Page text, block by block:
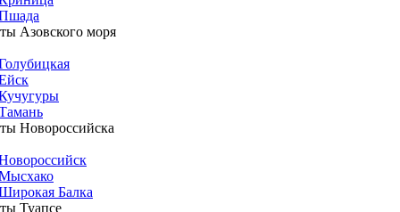
Азовского моря
Новороссийска
Балка
Туапсе